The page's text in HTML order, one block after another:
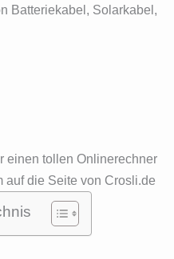
Batteriekabel, Solarkabel,
einen tollen Onlinerechner
auf die Seite von Crosli.de